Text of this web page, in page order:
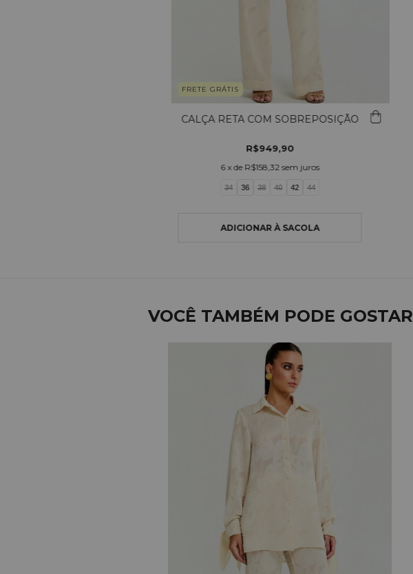
FRETE GRÁTIS
CALÇA RETA COM SOBREPOSIÇÃO
R$949,90
6 x de R$158,32 sem juros
34 36 38 40 42 44
VOCÊ TAMBÉM PODE GOSTAR